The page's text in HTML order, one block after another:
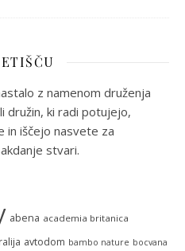
z namenom druženja
družin, ki radi potujejo,
in iščejo nasvete za
stvari.
abena academia britanica
avtodom bambo nature bocvana